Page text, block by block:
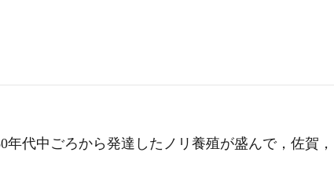
代中ごろから発達したノリ養殖が盛んで，佐賀，